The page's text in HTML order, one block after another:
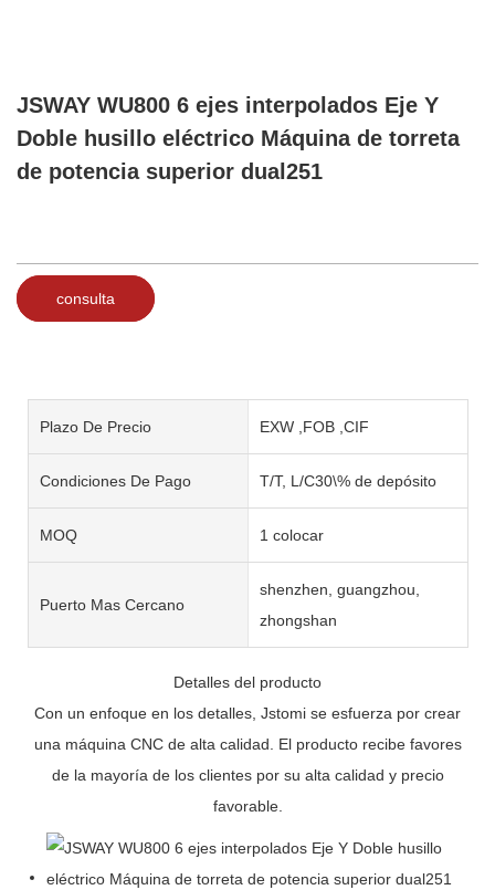
JSWAY WU800 6 ejes interpolados Eje Y
Doble husillo eléctrico Máquina de torreta
de potencia superior dual251
consulta
Plazo De Precio EXW ,FOB ,CIF
Condiciones De Pago T/T, L/C30\% de depósito
MOQ 1 colocar
Puerto Mas Cercano
shenzhen, guangzhou,
zhongshan
Detalles del producto
Con un enfoque en los detalles, Jstomi se esfuerza por crear
una máquina CNC de alta calidad. El producto recibe favores
de la mayoría de los clientes por su alta calidad y precio
favorable.